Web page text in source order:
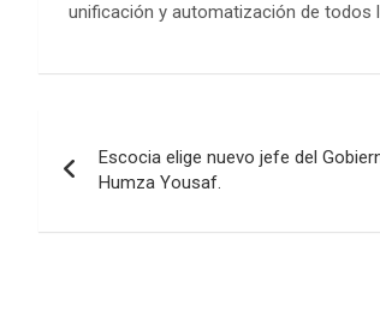
unificación y automatización de todos
de
entradas
Escocia elige nuevo jefe del
Humza Yousaf.